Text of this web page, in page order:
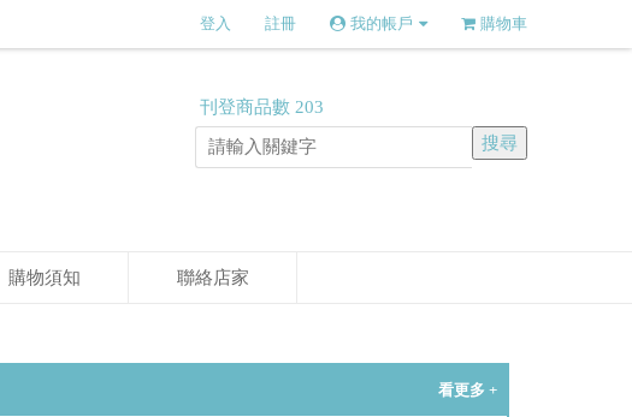
登入 註冊 我的帳戶 購物車
刊登商品數 203
購物須知 聯絡店家
看更多 +